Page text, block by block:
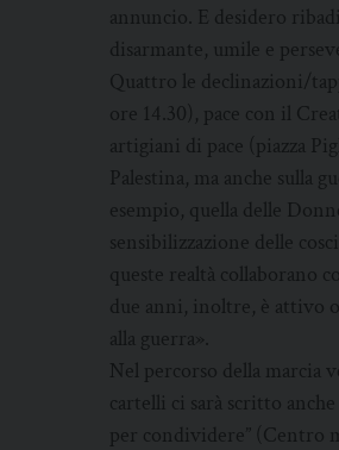
annuncio. E desidero
disarmante, umile e
Quattro le declinazioni/
ore 14.30), pace con il
artigiani di pace (piazza
Palestina, ma anche sulla
esempio, quella delle
sensibilizzazione delle
queste realtà collaborano
due anni, inoltre, è attivo
alla guerra».
Nel percorso della marcia
cartelli ci sarà scritto
per condividere” (Centro